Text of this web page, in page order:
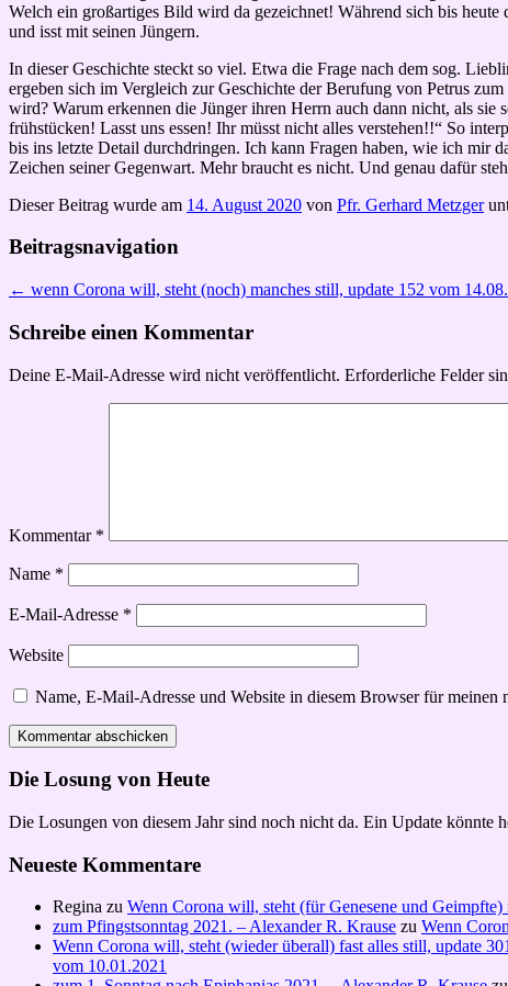
Welch ein großartiges Bild wird da gezeichnet! Während sich bis
und isst mit seinen Jüngern.
In dieser Geschichte steckt so viel. Etwa die Frage nach dem sog.
ergeben sich im Vergleich zur Geschichte der Berufung von Petrus
wird? Warum erkennen die Jünger ihren Herrn auch dann nicht, als sie
frühstücken! Lasst uns essen! Ihr müsst nicht alles verstehen!!“ So
bis ins letzte Detail durchdringen. Ich kann Fragen haben, wie ich mir
Zeichen seiner Gegenwart. Mehr braucht es nicht. Und genau dafür
Dieser Beitrag wurde am 14. August 2020 von Pfr. Gerhard Metzger
Beitragsnavigation
← wenn Corona will, steht (noch) manches still, update 152 vom
Schreibe einen Kommentar
Deine E-Mail-Adresse wird nicht veröffentlicht. Erforderliche Felder
Kommentar *
Name *
E-Mail-Adresse *
Website
Name, E-Mail-Adresse und Website in diesem Browser für meinen
Die Losung von Heute
Die Losungen von diesem Jahr sind noch nicht da. Ein Update könnte
Neueste Kommentare
Regina zu Wenn Corona will, steht (für Genesene und
zum Pfingstsonntag 2021. – Alexander R. Krause zu Wenn
Wenn Corona will, steht (wieder überall) fast alles still, update
vom 10.01.2021